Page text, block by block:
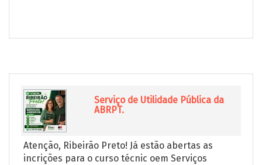
Serviço de Utilidade Pública da
ABRPT.
Atenção, Ribeirão Preto! Já estão abertas as
incrições para o curso técnic oem Serviços